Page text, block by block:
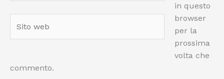
web
in questo
browser
per la
prossima
volta che
commento.